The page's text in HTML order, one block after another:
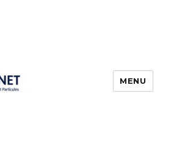
MENU